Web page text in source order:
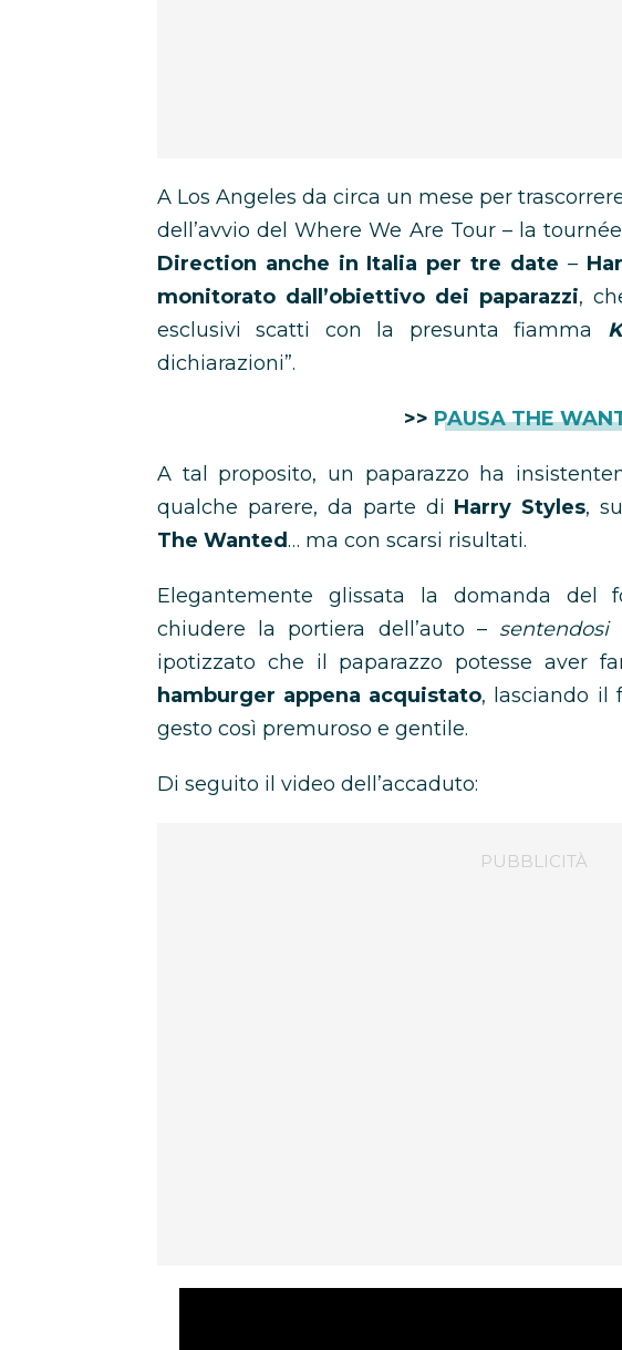
A Los Angeles da circa un mese per
dell’avvio del Where We Are Tour – la
Direction anche in Italia per tre date –
monitorato dall’obiettivo dei paparazzi,
esclusivi scatti con la presunta fiamma
dichiarazioni”.
>> PAUSA THE
A tal proposito, un paparazzo ha
qualche parere, da parte di Harry Styles,
The Wanted… ma con scarsi risultati.
Elegantemente glissata la domanda del
chiudere la portiera dell’auto –
ipotizzato che il paparazzo potesse aver
hamburger appena acquistato, lasciando il
gesto così premuroso e gentile.
Di seguito il video dell’accaduto: